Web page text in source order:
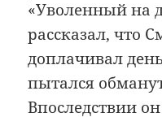
«Уволенный на
рассказал, что
доплачивал
пытался
Впоследствии